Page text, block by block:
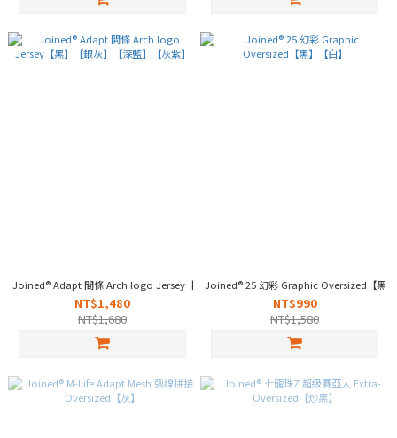
Joined® Adapt 間條 Arch logo Jersey【黑】【銀灰】【深藍】【灰紫】
NT$1,480
NT$1,680
Joined® 25 幻彩 Graphic Oversized【黑
NT$990
NT$1,580